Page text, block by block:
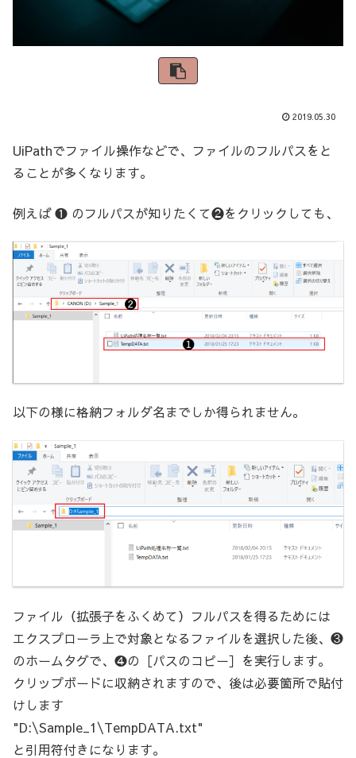
2019.05.30
UiPathでファイル操作などで、ファイルのフルパスをと
ることが多くなります。
例えば ❶ のフルパスが知りたくて❷をクリックしても、
以下の様に格納フォルダ名までしか得られません。
ファイル（拡張子をふくめて）フルパスを得るためには
エクスプローラ上で対象となるファイルを選択した後、❸
のホームタグで、❹の［パスのコピー］を実行します。
クリップボードに収納されますので、後は必要箇所で貼付
けします
"D:\Sample_1\TempDATA.txt"
と引用符付きになります。